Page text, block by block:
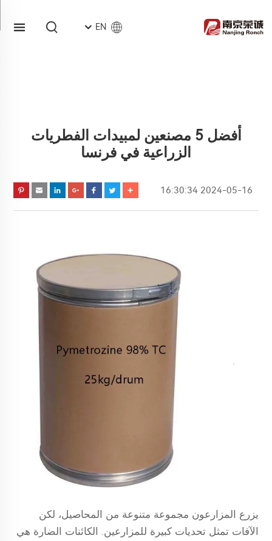
EN
أفضل 5 مصنعين لمبيدات الفطريات
الزراعية في فرنسا
2024-05-16 16:30:34
يزرع المزارعون مجموعة متنوعة من المحاصيل، لكن
الآفات تمثل تحديات كبيرة للمزارعين. الكائنات الضارة هي